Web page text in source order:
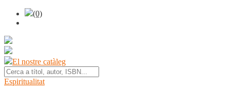
(0)
El nostre catàleg
Espiritualitat